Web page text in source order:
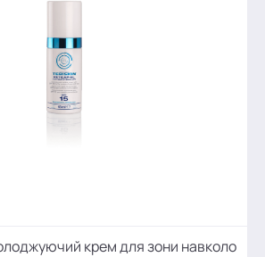
крем для зони навколо